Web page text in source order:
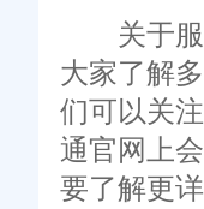
关于服
大家了解
们可以关
通官网上
要了解更